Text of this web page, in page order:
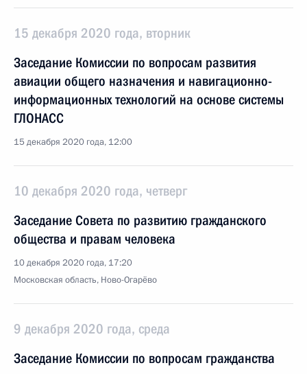
15 декабря 2020 года, вторник
Заседание Комиссии по вопросам развития
авиации общего назначения и навигационно-
информационных технологий на основе системы
ГЛОНАСС
15 декабря 2020 года, 12:00
10 декабря 2020 года, четверг
Заседание Совета по развитию гражданского
общества и правам человека
10 декабря 2020 года, 17:20
Московская область, Ново-Огарёво
9 декабря 2020 года, среда
Заседание Комиссии по вопросам гражданства